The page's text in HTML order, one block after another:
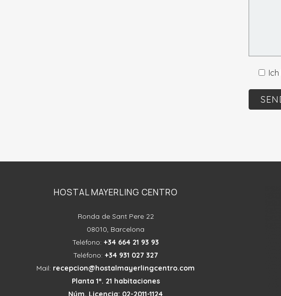
HOSTAL MAYERLING CENTRO
Ronda de Sant Pere 22
08010, Barcelona
Teléfono:+34 664 21 93 93
Teléfono:+34 931 027 327
Mail: recepcion@hostalmayerlingcentro.com
Planta 1ª. 21 habitaciones
Núm. Licencia: 02-2011-1124